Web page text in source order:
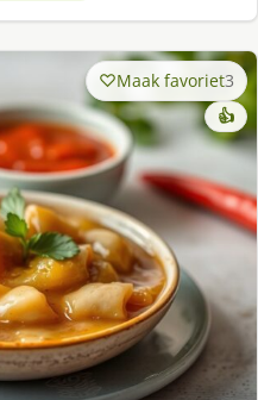
Maak favoriet3
👍